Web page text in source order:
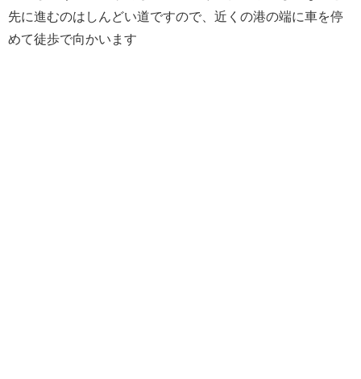
先に進むのはしんどい道ですので、近くの港の端に車を停
めて徒歩で向かいます